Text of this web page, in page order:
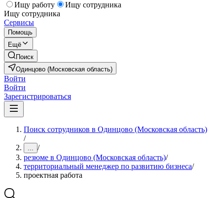
Ищу работу
Ищу сотрудника
Ищу сотрудника
Сервисы
Помощь
Ещё
Поиск
Одинцово (Московская область)
Войти
Войти
Зарегистрироваться
Поиск сотрудников в Одинцово (Московская область)
/
... /
резюме в Одинцово (Московская область)/
территориальный менеджер по развитию бизнеса/
проектная работа